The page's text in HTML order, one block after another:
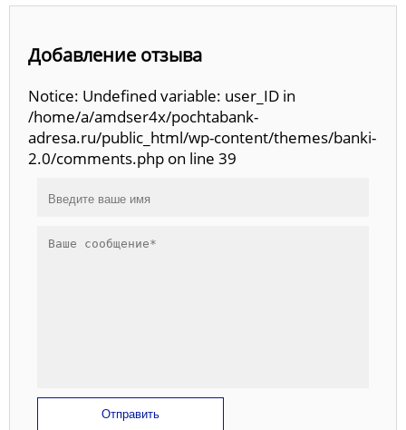
Добавление отзыва
Notice: Undefined variable: user_ID in
/home/a/amdser4x/pochtabank-
adresa.ru/public_html/wp-content/themes/banki-
2.0/comments.php on line 39
Отправить